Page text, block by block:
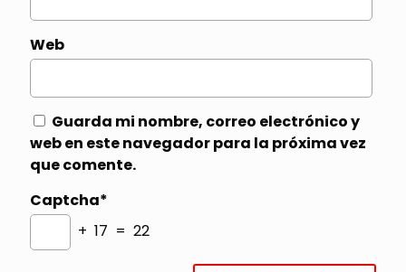
Web
Guarda mi nombre, correo electrónico y
web en este navegador para la próxima vez
que comente.
Captcha*
+ 17 = 22